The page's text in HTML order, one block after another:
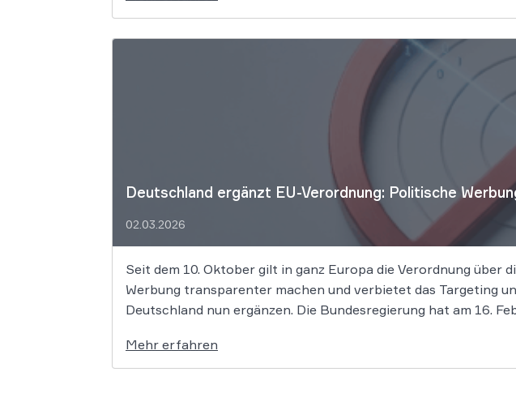
Deutschland ergänzt EU-Verordnung: Politische
02.03.2026
Seit dem 10. Oktober gilt in ganz Europa die Verordnung über
Werbung transparenter machen und verbietet das Targeting
Deutschland nun ergänzen. Die Bundesregierung hat am 16.
Mehr erfahren